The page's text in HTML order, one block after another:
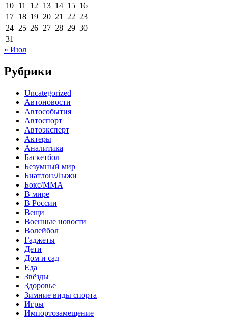
10 11 12 13 14 15 16
17 18 19 20 21 22 23
24 25 26 27 28 29 30
31
« Июл
Рубрики
Uncategorized
Автоновости
Автособытия
Автоспорт
Автоэксперт
Актеры
Аналитика
Баскетбол
Безумный мир
Биатлон/Лыжи
Бокс/MMA
В мире
В России
Вещи
Военные новости
Волейбол
Гаджеты
Дети
Дом и сад
Еда
Звёзды
Здоровье
Зимние виды спорта
Игры
Импортозамещение